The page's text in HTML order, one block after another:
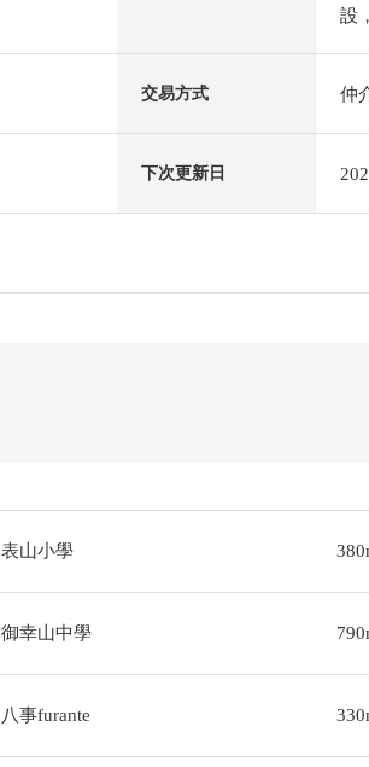
設
交易方式 仲
下次更新日
表山小學
御幸山中學
八事furante